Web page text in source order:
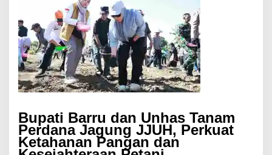
Bupati Barru dan Unhas Tanam
Perdana Jagung JJUH, Perkuat
Ketahanan Pangan dan